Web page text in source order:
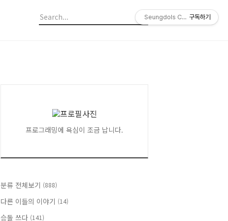
프로그래밍에 욕심이 조금 납니다.
분류 전체보기 (888)
다른 이들의 이야기 (14)
승돌 쓰다 (141)
Seungdols Company
구독하기